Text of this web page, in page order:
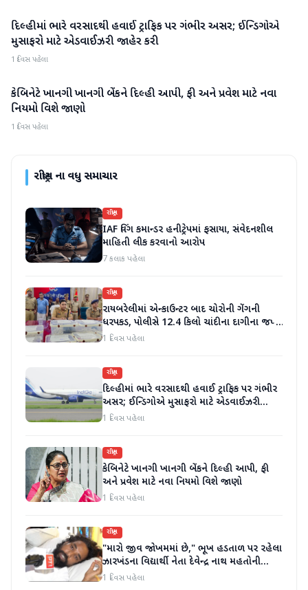
રાષ્ટ્રીય
દિલ્હીમાં ભારે વરસાદથી હવાઈ ટ્રાફિક પર ગંભીર અસર; ઈન્ડિગોએ
મુસાફરો માટે એડવાઈઝરી જાહેર કરી
1 દિવસ પહેલા
રાષ્ટ્રીય
કેબિનેટે ખાનગી ખાનગી બેંકને દિલ્હી આપી, ફી અને પ્રવેશ માટે નવા
નિયમો વિશે જાણો
1 દિવસ પહેલા
રાષ્ટ્રીયના વધુ સમાચાર
રાષ્ટ્રીય
IAF વિંગ કમાન્ડર હનીટ્રેપમાં ફસાયા, સંવેદનશીલ
માહિતી લીક કરવાનો આરોપ
7 કલાક પહેલા
રાષ્ટ્રીય
રાયબરેલીમાં એન્કાઉન્ટર બાદ ચોરોની ગેંગની
ધરપકડ, પોલીસે 12.4 કિલો ચાંદીના દાગીના જપ્ત
કર્યા
1 દિવસ પહેલા
રાષ્ટ્રીય
દિલ્હીમાં ભારે વરસાદથી હવાઈ ટ્રાફિક પર ગંભીર
અસર; ઈન્ડિગોએ મુસાફરો માટે એડવાઈઝરી
જાહેર કરી
1 દિવસ પહેલા
રાષ્ટ્રીય
કેબિનેટે ખાનગી ખાનગી બેંકને દિલ્હી આપી, ફી
અને પ્રવેશ માટે નવા નિયમો વિશે જાણો
1 દિવસ પહેલા
રાષ્ટ્રીય
"મારો જીવ જોખમમાં છે," ભૂખ હડતાળ પર રહેલા
ઝારખંડના વિદ્યાર્થી નેતા દેવેન્દ્ર નાથ મહતોની
તબિયત ખરાબ
1 દિવસ પહેલા